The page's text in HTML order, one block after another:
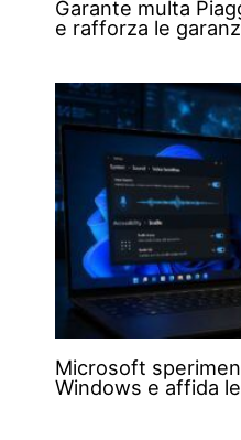
Garante multa
e rafforza le
Microsoft
Windows e affida le